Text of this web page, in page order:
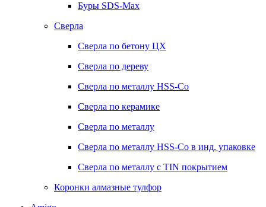
Буры SDS-Max
Сверла
Сверла по бетону ЦХ
Сверла по дереву
Сверла по металлу HSS-Co
Сверла по керамике
Сверла по металлу
Сверла по металлу HSS-Co в инд. упаковке
Сверла по металлу с TIN покрытием
Коронки алмазные тулфор